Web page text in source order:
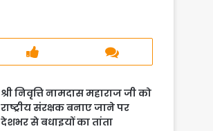
श्री निवृत्ति नामदास महाराज जी को
राष्ट्रीय संरक्षक बनाए जाने पर
देशभर से बधाइयों का तांता